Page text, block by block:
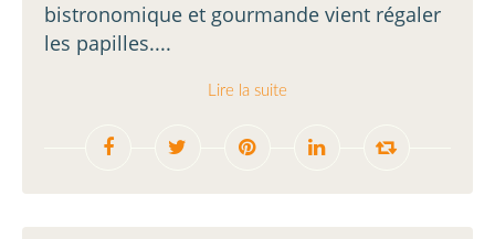
bistronomique et gourmande vient régaler
les papilles....
Lire la suite